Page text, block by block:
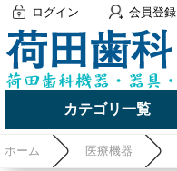
ログイン 会員登録
カテゴリ一覧
ホーム 医療機器